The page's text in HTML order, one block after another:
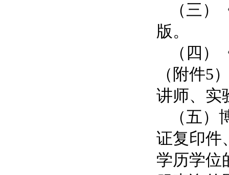
（三
版。
（四
（附件5
讲师、实
（五
证复印件
学历学位